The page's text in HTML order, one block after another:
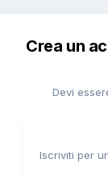
Crea un
Devi
Iscriviti per